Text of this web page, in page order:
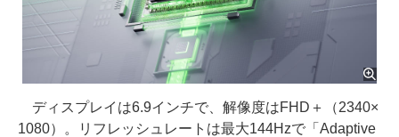
ディスプレイは6.9インチで、解像度はFHD＋（2340×
1080）。リフレッシュレートは最大144Hzで「Adaptive